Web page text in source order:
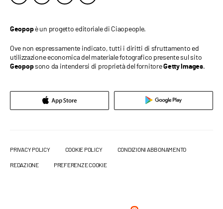
Geopopè un progetto editoriale di Ciaopeople.
Ove non espressamente indicato, tutti i diritti di sfruttamento ed
utilizzazione economica del materiale fotografico presente sul sito
Geopopsono da intendersi di proprietà del fornitoreGetty Images.
PRIVACY POLICY COOKIE POLICY CONDIZIONI ABBONAMENTO
REDAZIONE PREFERENZE COOKIE